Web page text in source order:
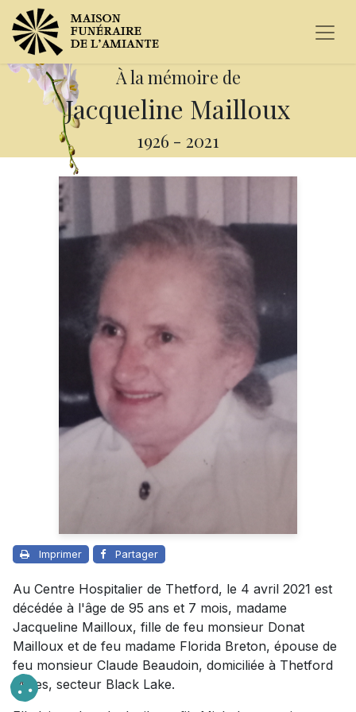
À la mémoire de
Jacqueline Mailloux
1926 - 2021
Imprimer Partager
Au Centre Hospitalier de Thetford, le 4 avril 2021 est
décédée à l'âge de 95 ans et 7 mois, madame
Jacqueline Mailloux, fille de feu monsieur Donat
Mailloux et de feu madame Florida Breton, épouse de
feu monsieur Claude Beaudoin, domiciliée à Thetford
Mines, secteur Black Lake.